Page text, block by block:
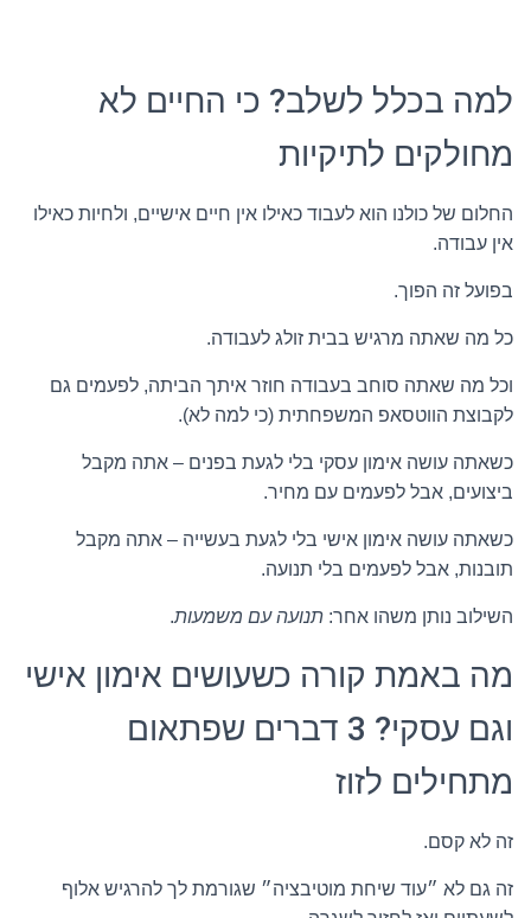
למה בכלל לשלב? כי החיים לא
מחולקים לתיקיות
החלום של כולנו הוא לעבוד כאילו אין חיים אישיים, ולחיות כאילו
אין עבודה.
בפועל זה הפוך.
כל מה שאתה מרגיש בבית זולג לעבודה.
וכל מה שאתה סוחב בעבודה חוזר איתך הביתה, לפעמים גם
לקבוצת הווטסאפ המשפחתית (כי למה לא).
כשאתה עושה אימון עסקי בלי לגעת בפנים – אתה מקבל
ביצועים, אבל לפעמים עם מחיר.
כשאתה עושה אימון אישי בלי לגעת בעשייה – אתה מקבל
תובנות, אבל לפעמים בלי תנועה.
השילוב נותן משהו אחר: תנועה עם משמעות.
מה באמת קורה כשעושים אימון אישי
וגם עסקי? 3 דברים שפתאום
מתחילים לזוז
זה לא קסם.
זה גם לא ״עוד שיחת מוטיבציה״ שגורמת לך להרגיש אלוף